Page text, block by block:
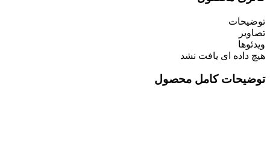
توضیحات
تصاویر
ویدئوها
هیچ داده ای یافت نشد
توضیحات کامل محصول